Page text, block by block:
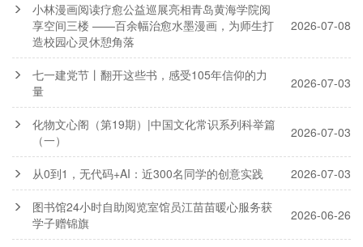
小林漫画阅读疗愈公益巡展亮相青岛黄海学院阅
享空间三楼 ——百余幅治愈水墨漫画，为师生打
造校园心灵休憩角落
2026-07-08
七一建党节丨翻开这些书，感受105年信仰的力
量
2026-07-03
化物文心阁（第19期）|中国文化常识系列科举篇
（一）
2026-07-03
从0到1，无代码+AI：近300名同学的创意实践 2026-07-03
图书馆24小时自助阅览室馆员江苗苗暖心服务获
学子赠锦旗
2026-06-26